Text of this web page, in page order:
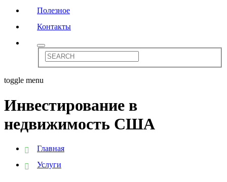
Полезное
Контакты
toggle menu
Инвестирование в
недвижимость США
Главная
Услуги